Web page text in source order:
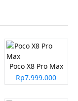
Poco X8 Pro Max
Rp7.999.000